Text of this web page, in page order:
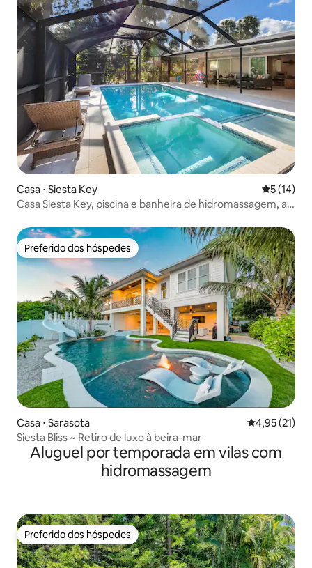
Casa ⋅ Siesta Key 5 de uma
5 (14)
Casa Siesta Key, piscina e banheira de hidromassagem, a
Preferido dos hóspedes
Preferido dos hóspedes
Casa ⋅ Sarasota 4,95 de uma
4,95 (21)
Siesta Bliss ~ Retiro de luxo à beira-mar
Aluguel por temporada em vilas com
hidromassagem
Preferido dos hóspedes
Preferido dos hóspedes